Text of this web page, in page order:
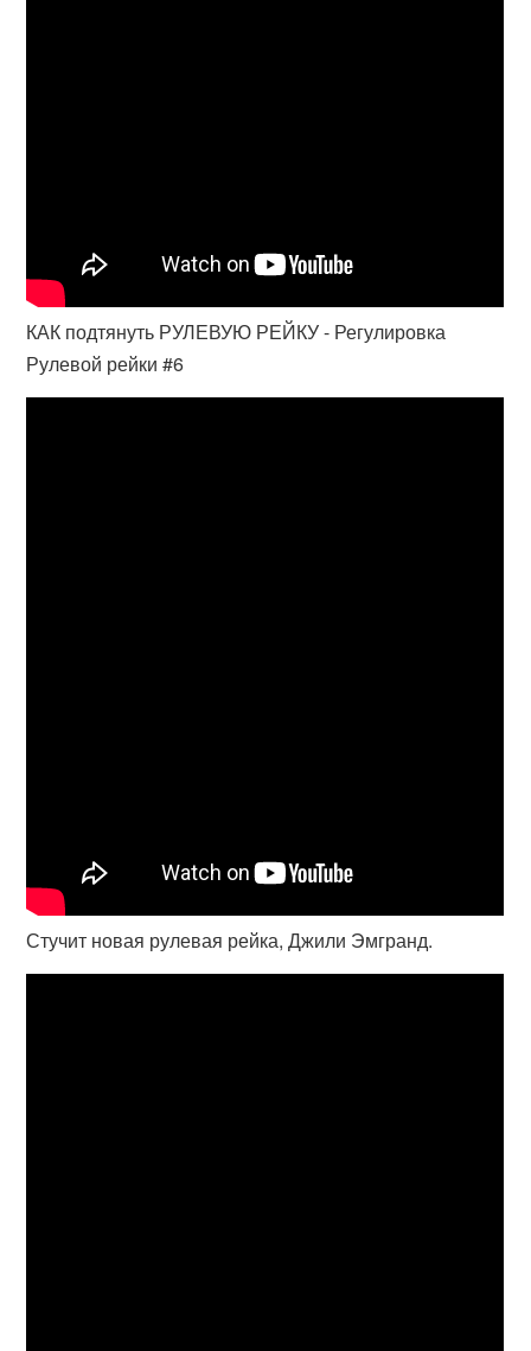
КАК подтянуть РУЛЕВУЮ РЕЙКУ - Регулировка
Рулевой рейки #6
Стучит новая рулевая рейка, Джили Эмгранд.